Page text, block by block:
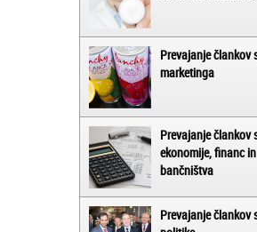
Prevajanje člankov
marketinga
Prevajanje člankov
ekonomije, financ in
bančništva
Prevajanje člankov